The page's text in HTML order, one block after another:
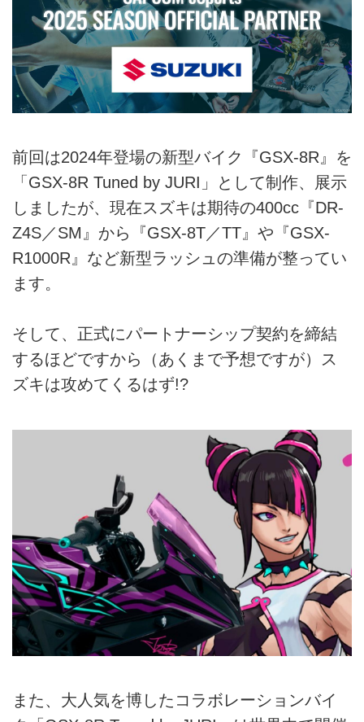
前回は2024年登場の新型バイク『GSX-8R』を
「GSX-8R Tuned by JURI」として制作、展示
しましたが、現在スズキは期待の400cc『DR-
Z4S／SM』から『GSX-8T／TT』や『GSX-
R1000R』など新型ラッシュの準備が整ってい
ます。
そして、正式にパートナーシップ契約を締結
するほどですから（あくまで予想ですが）ス
ズキは攻めてくるはず!?
また、大人気を博したコラボレーションバイ